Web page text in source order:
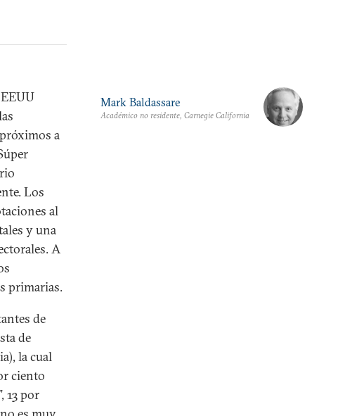
a
Los
al
y una
A
primarias.
de
de
la cual
ciento
13 por
Mark Baldassare
Académico no residente, Carnegie California